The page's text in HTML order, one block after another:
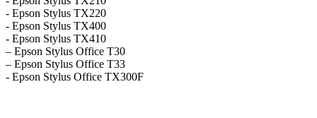
​​- Epson Stylus TX220
​​- Epson Stylus TX400
​​- Epson Stylus TX410
– Epson Stylus Office T30
– Epson Stylus Office T33
​​- Epson Stylus Office TX300F